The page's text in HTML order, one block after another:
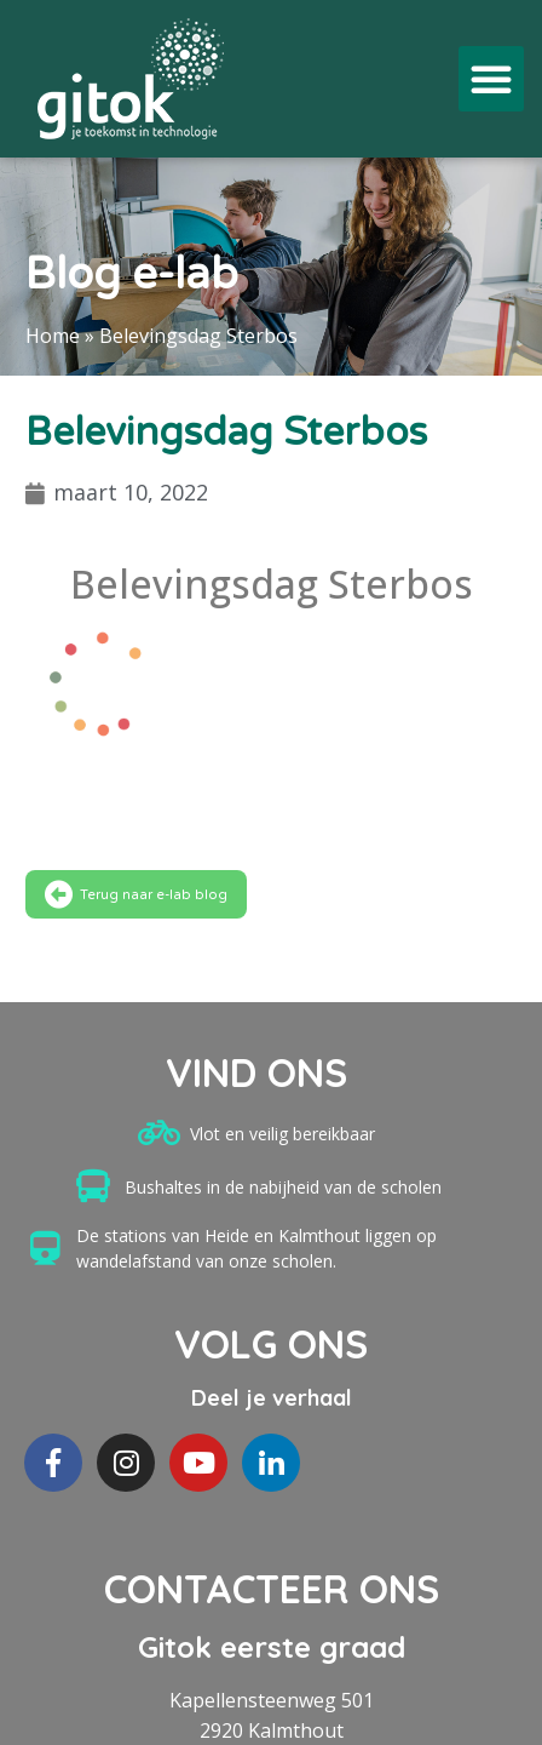
Blog e-lab
Home»Belevingsdag Sterbos
Belevingsdag Sterbos
maart 10, 2022
Belevingsdag Sterbos
Terug naar e-lab blog
VIND ONS
Vlot en veilig bereikbaar
Bushaltes in de nabijheid van de scholen
De stations van Heide en Kalmthout liggen op
wandelafstand van onze scholen.
VOLG ONS
Deel je verhaal
CONTACTEER ONS
Gitok eerste graad
Kapellensteenweg 501
2920 Kalmthout